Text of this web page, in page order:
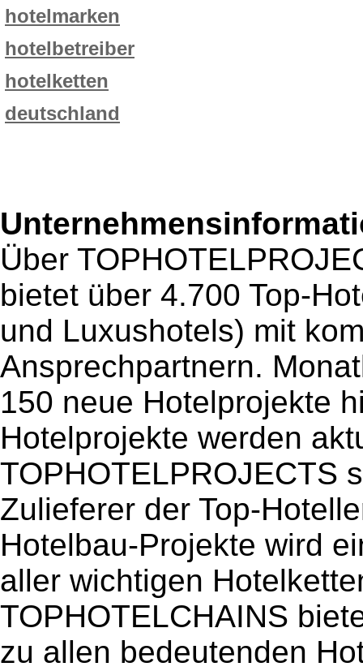
hotelmarken
hotelbetreiber
hotelketten
deutschland
Über
bietet über 4.700 Top-
und Luxushotels) mit
Ansprechpartnern.
150 neue Hotelprojekte
Hotelprojekte werden
TOPHOTELPROJECTS
Zulieferer der Top-
Hotelbau-Projekte wird
aller wichtigen
TOPHOTELCHAINS
zu allen bedeutenden